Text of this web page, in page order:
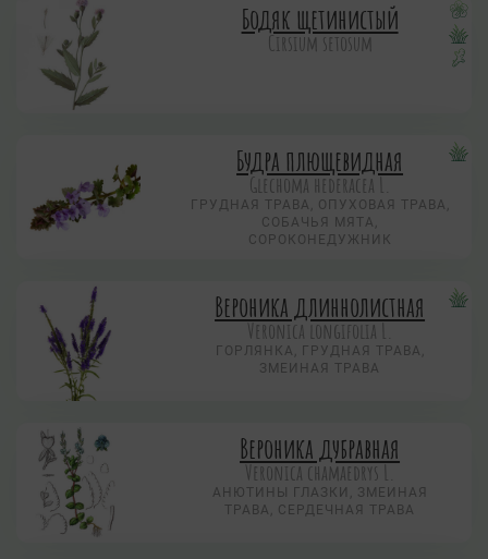
Бодяк щетинистый
Cirsium setosum
Будра плющевидная
Glechoma hederacea L.
ГРУДНАЯ ТРАВА, ОПУХОВАЯ ТРАВА,
СОБАЧЬЯ МЯТА,
СОРОКОНЕДУЖНИК
Вероника длиннолистная
Veronica longifolia L.
ГОРЛЯНКА, ГРУДНАЯ ТРАВА,
ЗМЕИНАЯ ТРАВА
Вероника дубравная
Veronica chamaedrys L.
АНЮТИНЫ ГЛАЗКИ, ЗМЕИНАЯ
ТРАВА, СЕРДЕЧНАЯ ТРАВА